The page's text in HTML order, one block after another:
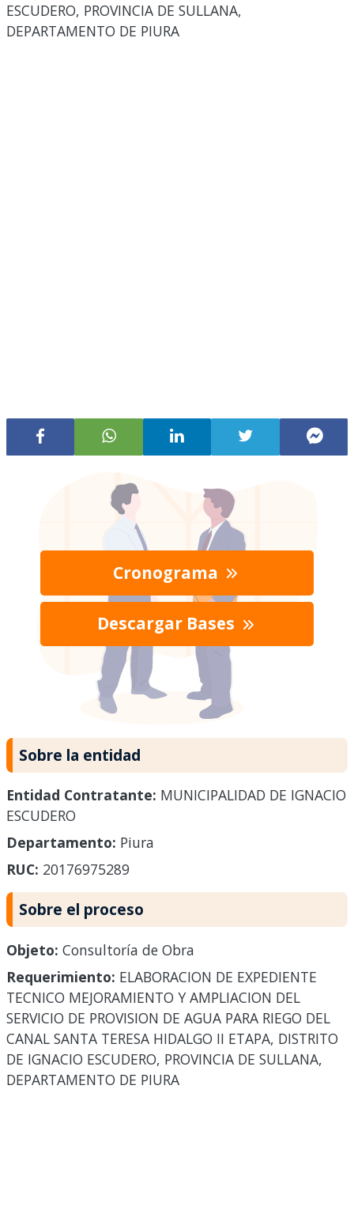
ESCUDERO, PROVINCIA DE SULLANA,
DEPARTAMENTO DE PIURA
Cronograma
Descargar Bases
Sobre la entidad
Entidad Contratante: MUNICIPALIDAD DE IGNACIO
ESCUDERO
Departamento: Piura
RUC: 20176975289
Sobre el proceso
Objeto: Consultoría de Obra
Requerimiento: ELABORACION DE EXPEDIENTE
TECNICO MEJORAMIENTO Y AMPLIACION DEL
SERVICIO DE PROVISION DE AGUA PARA RIEGO DEL
CANAL SANTA TERESA HIDALGO II ETAPA, DISTRITO
DE IGNACIO ESCUDERO, PROVINCIA DE SULLANA,
DEPARTAMENTO DE PIURA